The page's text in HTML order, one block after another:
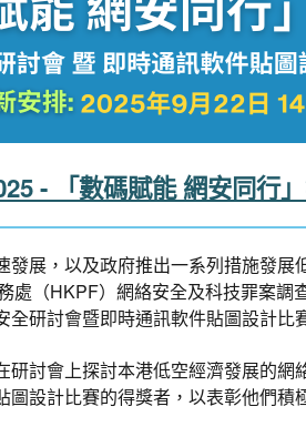
- 「數碼賦能 網安同行
發展，以及政府推出一系列措施發
處（HKPF）網絡安全及科技罪案
全研討會暨即時通訊軟件貼圖設計比
研討會上探討本港低空經濟發展的
圖設計比賽的得獎者，以表彰他們積